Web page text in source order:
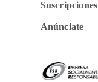
Suscripciones
Anúnciate